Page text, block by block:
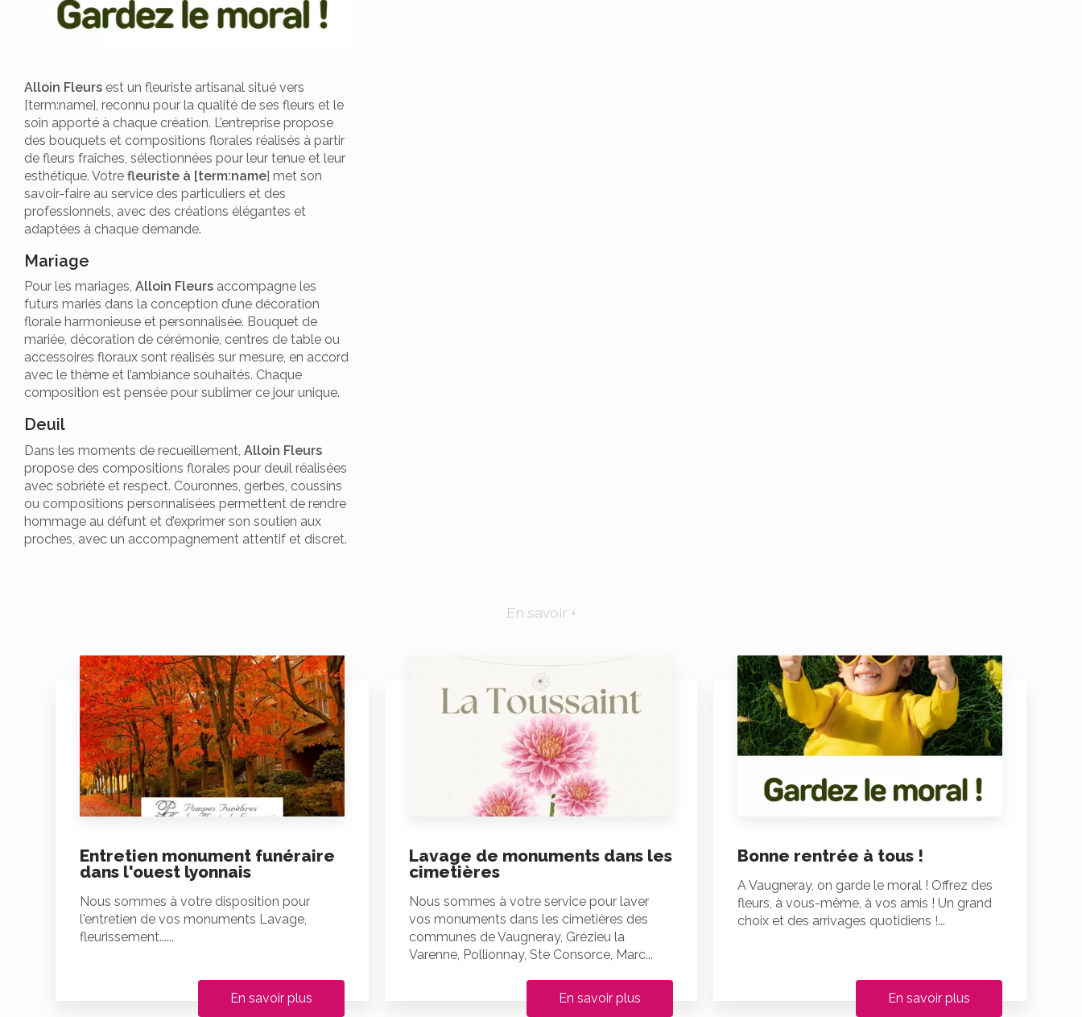
Alloin Fleurs est un fleuriste artisanal situé vers
[term:name], reconnu pour la qualité de ses fleurs et le
soin apporté à chaque création. L’entreprise propose
des bouquets et compositions florales réalisés à partir
de fleurs fraîches, sélectionnées pour leur tenue et leur
esthétique. Votre fleuriste à [term:name] met son
savoir-faire au service des particuliers et des
professionnels, avec des créations élégantes et
adaptées à chaque demande.
Mariage
Pour les mariages, Alloin Fleurs accompagne les
futurs mariés dans la conception d’une décoration
florale harmonieuse et personnalisée. Bouquet de
mariée, décoration de cérémonie, centres de table ou
accessoires floraux sont réalisés sur mesure, en accord
avec le thème et l’ambiance souhaités. Chaque
composition est pensée pour sublimer ce jour unique.
Deuil
Dans les moments de recueillement, Alloin Fleurs
propose des compositions florales pour deuil réalisées
avec sobriété et respect. Couronnes, gerbes, coussins
ou compositions personnalisées permettent de rendre
hommage au défunt et d’exprimer son soutien aux
proches, avec un accompagnement attentif et discret.
En savoir +
Entretien monument funéraire
dans l'ouest lyonnais
Nous sommes à votre disposition pour
l'entretien de vos monuments Lavage,
fleurissement......
En savoir plus
Lavage de monuments dans les
cimetières
Nous sommes à votre service pour laver
vos monuments dans les cimetières des
communes de Vaugneray, Grézieu la
Varenne, Pollionnay, Ste Consorce, Marc...
En savoir plus
Bonne rentrée à tous !
A Vaugneray, on garde le moral ! Offrez des
fleurs, à vous-même, à vos amis ! Un grand
choix et des arrivages quotidiens !...
En savoir plus